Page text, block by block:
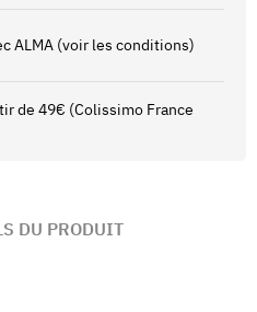
ALMA (voir les conditions)
de 49€ (Colissimo France
DU PRODUIT